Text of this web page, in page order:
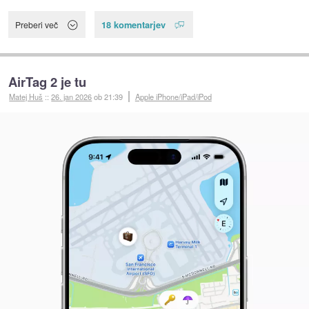
Preberi več 18 komentarjev
AirTag 2 je tu
Matej Huš ::26. jan 2026ob 21:39 Apple iPhone/iPad/iPod